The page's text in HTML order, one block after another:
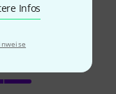
Infos